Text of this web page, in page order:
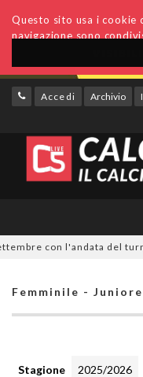
Questo sito usa i cookie
navigazione sono
Accedi Archivio
con l'andata del turno
Femminile -
Stagione 2025/2026